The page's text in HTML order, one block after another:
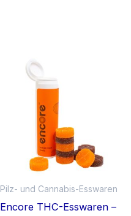
Pilz- und Cannabis-Esswaren
Encore THC-Esswaren –